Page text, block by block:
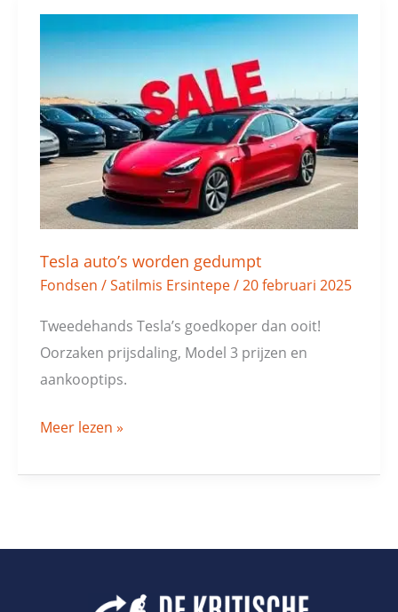
Tesla auto’s worden gedumpt
Fondsen /Satilmis Ersintepe/20 februari 2025
Tweedehands Tesla’s goedkoper dan ooit!
Oorzaken prijsdaling, Model 3 prijzen en
aankooptips.
auto’s
worden
gedumpt
Meer lezen »